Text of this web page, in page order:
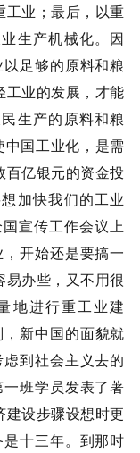
工业；最后，以重
生产机械化。因
足够的原料和粮
工业的发展，才能
生产的原料和粮
中国工业化，是需
亿银元的资金投
加快我们的工业
宣传工作会议上
开始还是要搞一
办些，又不用很
地进行重工业建
新中国的面貌就
到社会主义去的
班学员发表了著
设步骤设想时更
十三年。到那时